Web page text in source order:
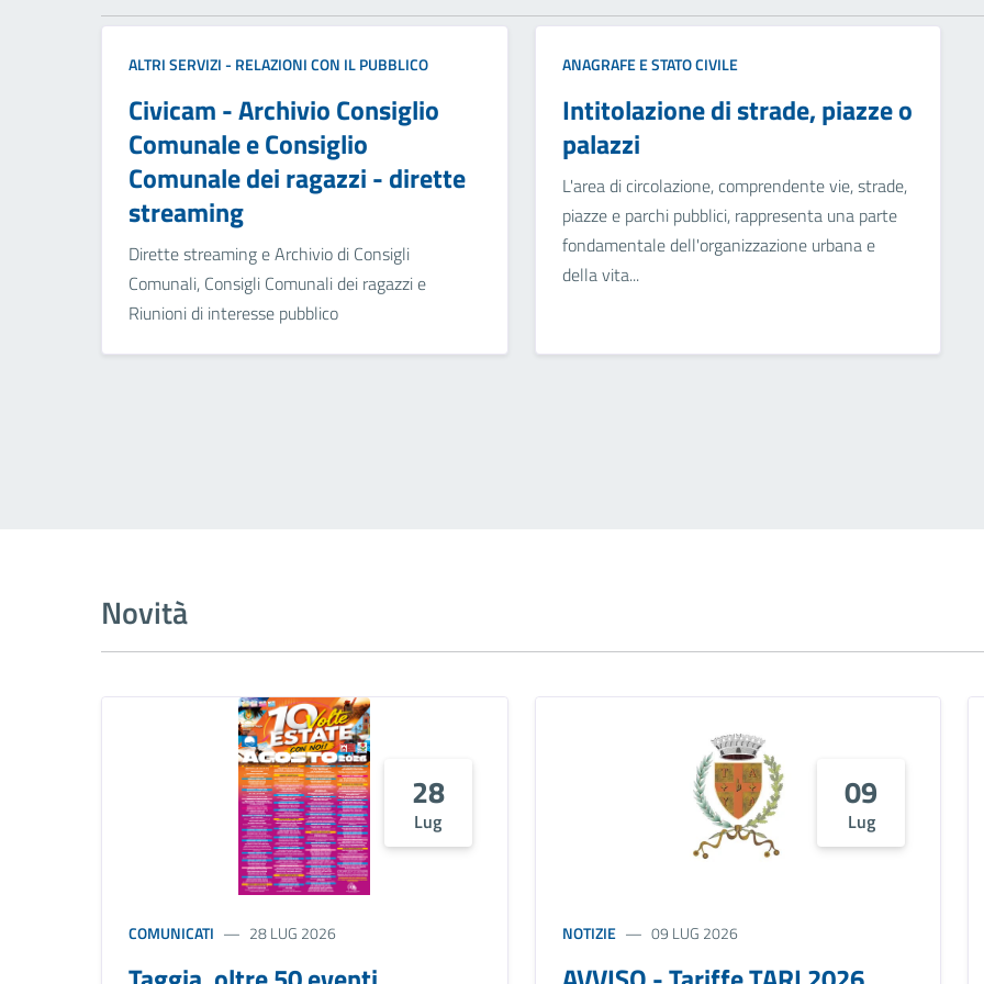
ALTRI SERVIZI - RELAZIONI CON IL PUBBLICO
Civicam - Archivio Consiglio
Comunale e Consiglio
Comunale dei ragazzi - dirette
streaming
Dirette streaming e Archivio di Consigli
Comunali, Consigli Comunali dei ragazzi e
Riunioni di interesse pubblico
ANAGRAFE E STATO CIVILE
Intitolazione di strade, piazze o
palazzi
L'area di circolazione, comprendente vie, strade,
piazze e parchi pubblici, rappresenta una parte
fondamentale dell'organizzazione urbana e
della vita...
Novità
28
Lug
COMUNICATI 28 LUG 2026
09
Lug
NOTIZIE 09 LUG 2026